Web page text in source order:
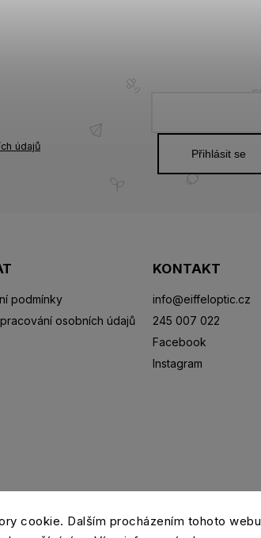
cookie. Dalším procházením tohoto webu
podmínky
osobních údajů
KONTAKT
info@eiffeloptic.cz
245 007 022
Facebook
Instagram
údajů
Přihlásit se